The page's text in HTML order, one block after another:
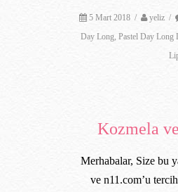
5 Mart 2018 / yeliz /
Day Long Pastel Day
Kozmela
Merhabalar, Size bu
ve n11.com’u